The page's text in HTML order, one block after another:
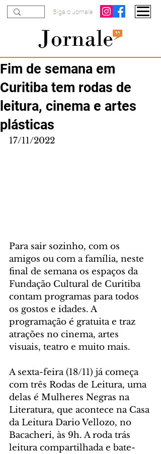
Siga o Jornale
Fim de semana em
Curitiba tem rodas de
leitura, cinema e artes
plásticas
17/11/2022
Para sair sozinho, com os
amigos ou com a família, neste
final de semana os espaços da
Fundação Cultural de Curitiba
contam programas para todos
os gostos e idades. A
programação é gratuita e traz
atrações no cinema, artes
visuais, teatro e muito mais.
A sexta-feira (18/11) já começa
com três Rodas de Leitura, uma
delas é Mulheres Negras na
Literatura, que acontece na Casa
da Leitura Dario Vellozo, no
Bacacheri, às 9h. A roda trás
leitura compartilhada e bate-